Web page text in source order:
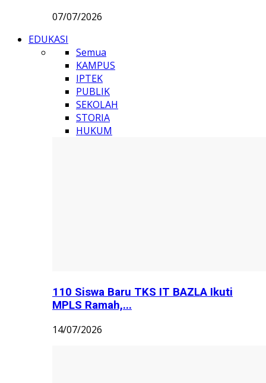
07/07/2026
EDUKASI
Semua
KAMPUS
IPTEK
PUBLIK
SEKOLAH
STORIA
HUKUM
110 Siswa Baru TKS IT BAZLA Ikuti
MPLS Ramah,...
14/07/2026